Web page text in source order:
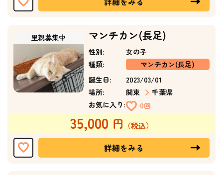
マンチカン(長足)
性別:
女の子
種類:
マンチカン(長足)
誕生日:
2023/03/01
場所:
関東
千葉県
お気に入り:
0回
35,000
詳細をみる